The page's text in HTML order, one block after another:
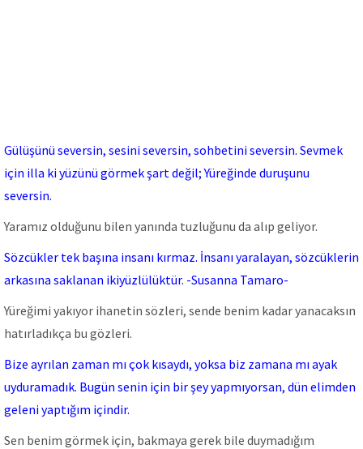
Gülüşünü seversin, sesini seversin, sohbetini seversin. Sevmek
için illa ki yüzünü görmek şart değil; Yüreğinde duruşunu
seversin.
Yaramız olduğunu bilen yanında tuzluğunu da alıp geliyor.
Sözcükler tek başına insanı kırmaz. İnsanı yaralayan, sözcüklerin
arkasına saklanan ikiyüzlülüktür. -Susanna Tamaro-
Yüreğimi yakıyor ihanetin sözleri, sende benim kadar yanacaksın
hatırladıkça bu gözleri.
Bize ayrılan zaman mı çok kısaydı, yoksa biz zamana mı ayak
uyduramadık. Bugün senin için bir şey yapmıyorsan, dün elimden
geleni yaptığım içindir.
Sen benim görmek için, bakmaya gerek bile duymadığım